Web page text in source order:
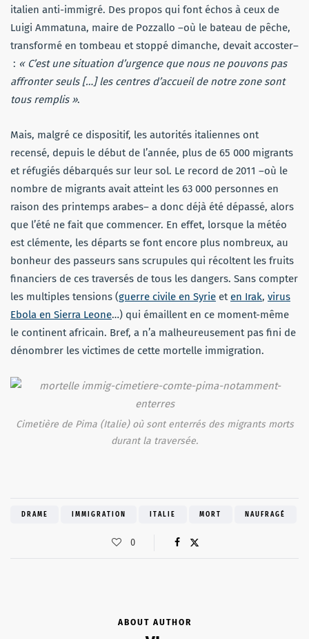
italien anti-immigré. Des propos qui font échos à ceux de
Luigi Ammatuna, maire de Pozzallo –où le bateau de pêche,
transformé en tombeau et stoppé dimanche, devait accoster–
: « C’est une situation d’urgence que nous ne pouvons pas
affronter seuls […] les centres d’accueil de notre zone sont
tous remplis ».
Mais, malgré ce dispositif, les autorités italiennes ont
recensé, depuis le début de l’année, plus de 65 000 migrants
et réfugiés débarqués sur leur sol. Le record de 2011 –où le
nombre de migrants avait atteint les 63 000 personnes en
raison des printemps arabes– a donc déjà été dépassé, alors
que l’été ne fait que commencer. En effet, lorsque la météo
est clémente, les départs se font encore plus nombreux, au
bonheur des passeurs sans scrupules qui récoltent les fruits
financiers de ces traversés de tous les dangers. Sans compter
les multiples tensions (guerre civile en Syrie et en Irak, virus
Ebola en Sierra Leone…) qui émaillent en ce moment-même
le continent africain. Bref, a n’a malheureusement pas fini de
dénombrer les victimes de cette mortelle immigration.
Cimetière de Pima (Italie) où sont enterrés des migrants morts
durant la traversée.
DRAME IMMIGRATION ITALIE MORT NAUFRAGÉ
0
ABOUT AUTHOR